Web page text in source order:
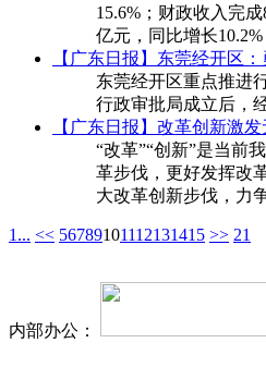
15.6%；财政收入完
亿元，同比增长
【广东日报】东莞经开区
东莞经开区重点推进
行政审批局成立后，
【广东日报】改革创新激
“改革”“创新”是当前
革步伐，更好发挥改
大改革创新步伐，力
1... << 56789101112131415 >> 21
内部办公：